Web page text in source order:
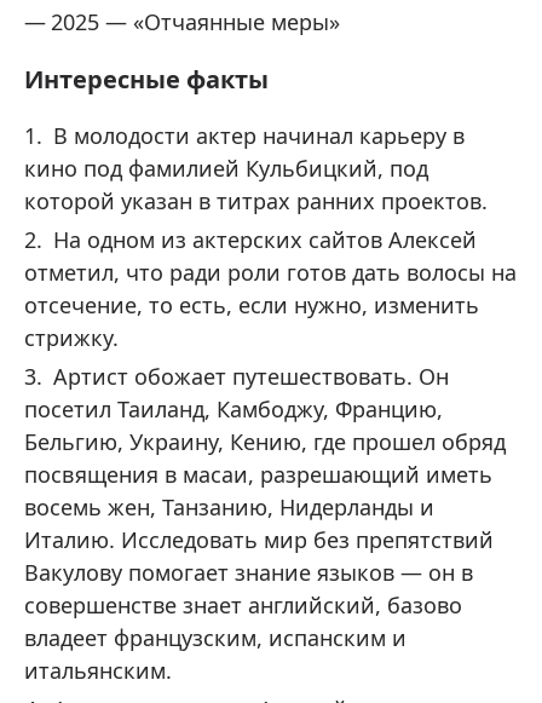
2025 — «Отчаянные меры »
Интересные факты
В молодости актер начинал карьеру в
кино под фамилией Кульбицкий, под
которой указан в титрах ранних проектов.
На одном из актерских сайтов Алексей
отметил, что ради роли готов дать волосы на
отсечение, то есть, если нужно, изменить
стрижку.
Артист обожает путешествовать. Он
посетил Таиланд, Камбоджу, Францию,
Бельгию, Украину, Кению, где прошел обряд
посвящения в масаи, разрешающий иметь
восемь жен, Танзанию, Нидерланды и
Италию. Исследовать мир без препятствий
Вакулову помогает знание языков — он в
совершенстве знает английский, базово
владеет французским, испанским и
итальянским.